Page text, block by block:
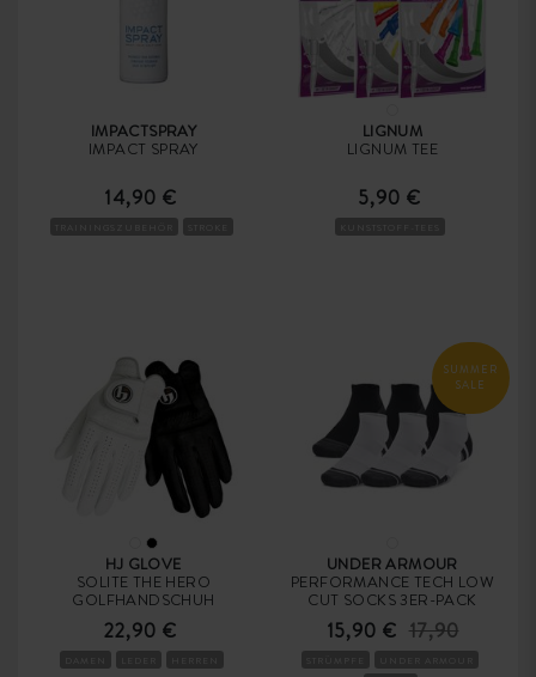
IMPACTSPRAY
IMPACT SPRAY
14,90 €
LIGNUM
LIGNUM TEE
5,90 €
HJ GLOVE
SOLITE THE HERO
GOLFHANDSCHUH
22,90 €
SUMMER
SALE
UNDER ARMOUR
PERFORMANCE TECH LOW
CUT SOCKS 3ER-PACK
15,90 € 17,90